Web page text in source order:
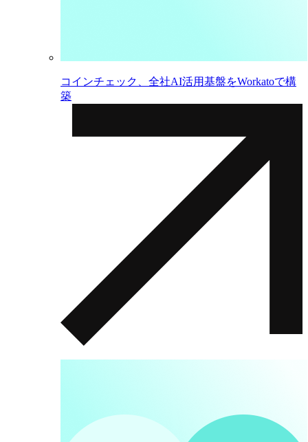
コインチェック、全社AI活用基盤をWorkatoで構
築